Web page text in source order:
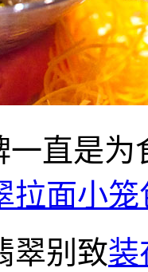
一直是
拉面小笼
翠别致装